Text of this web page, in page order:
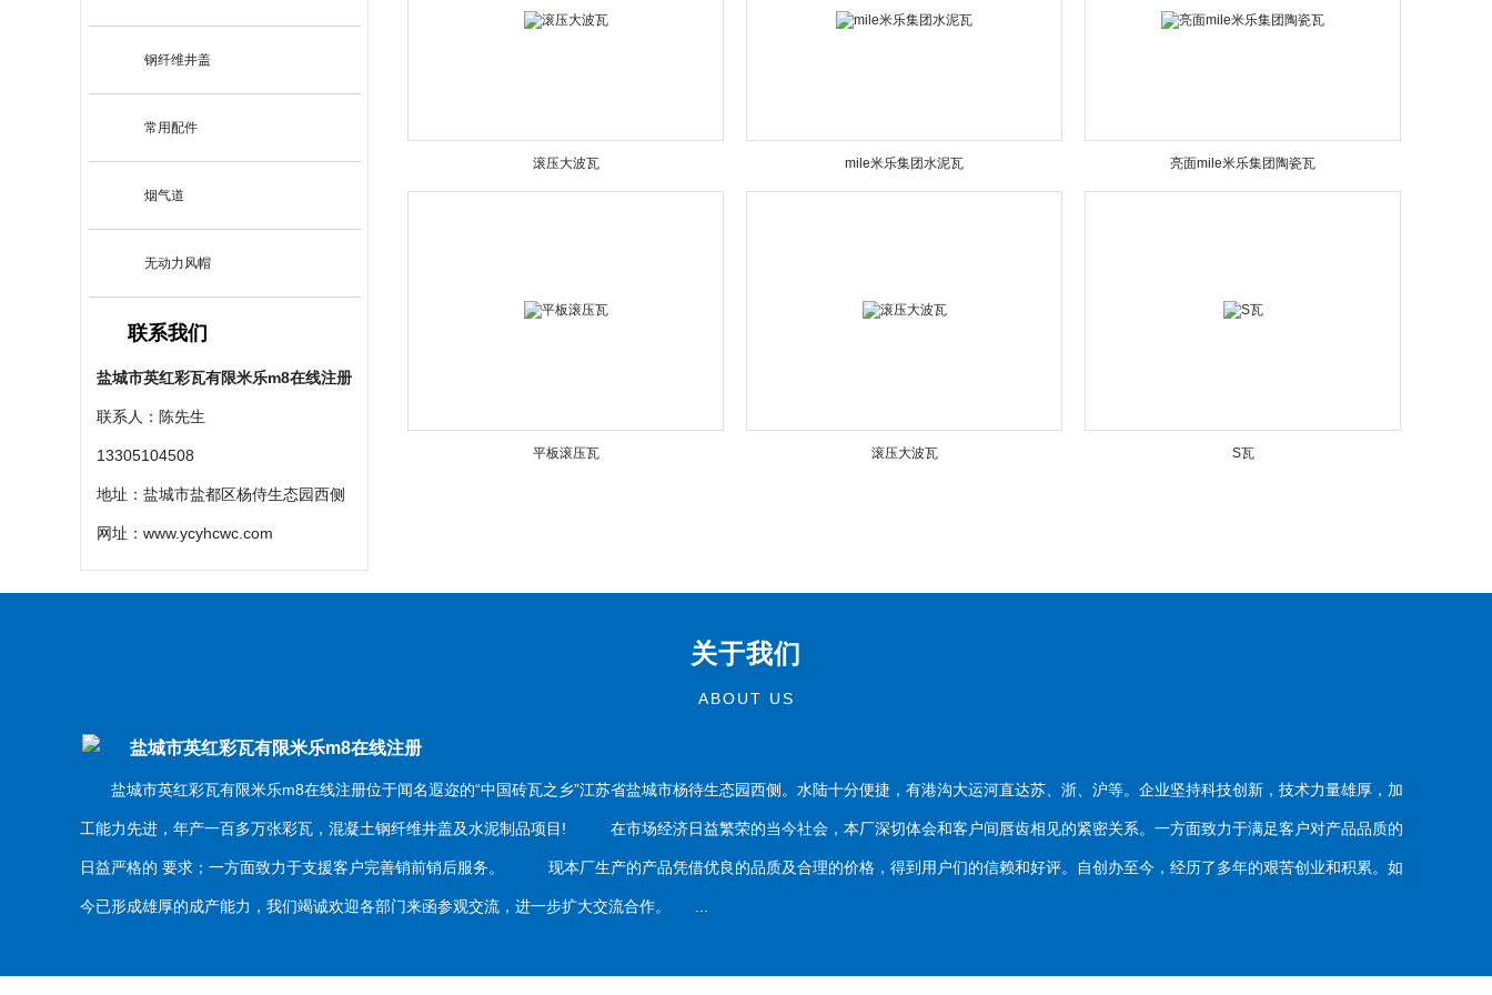
钢纤维井盖
常用配件
烟气道
无动力风帽
联系我们
盐城市英红彩瓦有限米乐m8在线注册
联系人：陈先生
13305104508
地址：盐城市盐都区杨侍生态园西侧
网址： www.ycyhcwc.com
滚压大波瓦 mile米乐集团水泥瓦 亮面mile米乐集团陶瓷瓦
平板滚压瓦 滚压大波瓦 S瓦
关于我们
ABOUT US
盐城市英红彩瓦有限米乐m8在线注册
盐城市英红彩瓦有限米乐m8在线注册位于闻名遐迩的“中国砖瓦之乡”江苏省盐城市杨待生态园西侧。水陆十分便捷，有港沟大运河直达苏、浙、沪等。企业坚持科技创新，技术力量雄厚，加
工能力先进，年产一百多万张彩瓦，混凝土钢纤维井盖及水泥制品项目! 在市场经济日益繁荣的当今社会，本厂深切体会和客户间唇齿相见的紧密关系。一方面致力于满足客户对产品品质的
日益严格的 要求；一方面致力于支援客户完善销前销后服务。 现本厂生产的产品凭借优良的品质及合理的价格，得到用户们的信赖和好评。自创办至今，经历了多年的艰苦创业和积累。如
今已形成雄厚的成产能力，我们竭诚欢迎各部门来函参观交流，进一步扩大交流合作。 ...